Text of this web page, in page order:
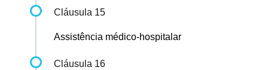
Cláusula 15
Assistência médico-hospitalar
Cláusula 16